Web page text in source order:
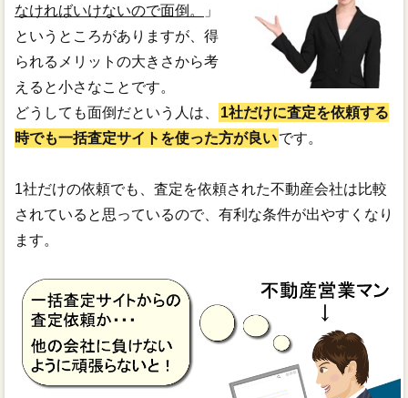
なければいけないので面倒。
」
というところがありますが、得
られるメリットの大きさから考
えると小さなことです。
どうしても面倒だという人は、
1社だけに査定を依頼する
時でも一括査定サイトを使った方が良いです。
1社だけの依頼でも、査定を依頼された不動産会社は比較
されていると思っているので、有利な条件が出やすくなり
ます。